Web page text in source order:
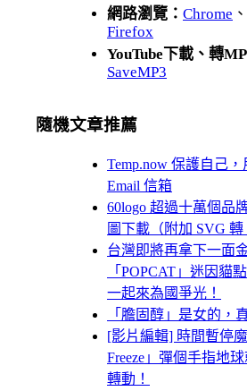
網路瀏覽： Chrome 、
Firefox
YouTube下載、轉
SaveMP3
隨機文章推薦
Temp.now 保護自己
Email 信箱
60logo 超過十萬個品
圖下載（附加 SVG 轉
台灣即將再拿下一面
「POPCAT」迷因貓
一起來為國爭光！
「膽固醇」是女的，
[影片編輯] 時間暫停
Freeze」彈個手指地
轉動！